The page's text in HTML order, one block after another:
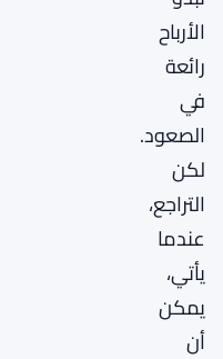
الأرباح
رائعة
في
الصعود.
لكن
التراجع،
عندما
يأتي،
يمكن
أن